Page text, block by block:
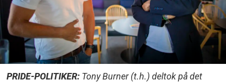
PRIDE-POLITIKER: Tony Burner (t.h.) deltok på det